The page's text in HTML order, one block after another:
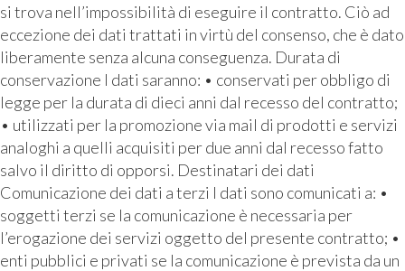
si trova nell’impossibilità di eseguire il contratto. Ciò ad
eccezione dei dati trattati in virtù del consenso, che è dato
liberamente senza alcuna conseguenza. Durata di
conservazione I dati saranno: • conservati per obbligo di
legge per la durata di dieci anni dal recesso del contratto;
• utilizzati per la promozione via mail di prodotti e servizi
analoghi a quelli acquisiti per due anni dal recesso fatto
salvo il diritto di opporsi. Destinatari dei dati
Comunicazione dei dati a terzi I dati sono comunicati a: •
soggetti terzi se la comunicazione è necessaria per
l’erogazione dei servizi oggetto del presente contratto; •
enti pubblici e privati se la comunicazione è prevista da un